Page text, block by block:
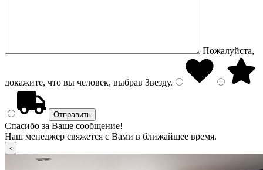
Пожалуйста,
докажите, что вы человек, выбрав Звезду.
Спасибо за Ваше сообщение!
Наш менеджер свяжется с Вами в ближайшее время.